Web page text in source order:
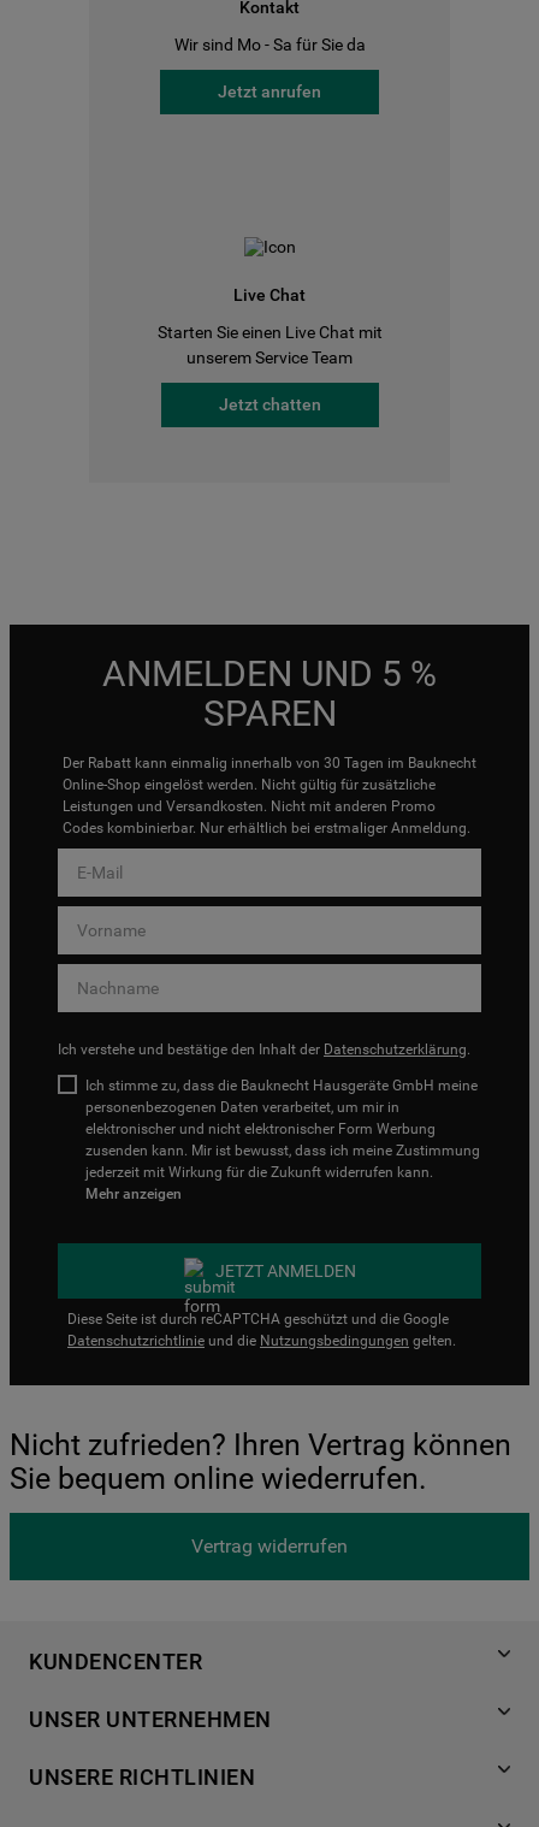
Kontakt
Wir sind Mo - Sa für Sie da
Jetzt anrufen
Live Chat
Starten Sie einen Live Chat mit
unserem Service Team
Jetzt chatten
ANMELDEN UND 5 %
SPAREN
Der Rabatt kann einmalig innerhalb von 30 Tagen im Bauknecht
Online-Shop eingelöst werden. Nicht gültig für zusätzliche
Leistungen und Versandkosten. Nicht mit anderen Promo
Codes kombinierbar. Nur erhältlich bei erstmaliger Anmeldung.
Ich verstehe und bestätige den Inhalt der Datenschutzerklärung.
Ich stimme zu, dass die Bauknecht Hausgeräte GmbH meine
personenbezogenen Daten verarbeitet, um mir in
elektronischer und nicht elektronischer Form Werbung
zusenden kann. Mir ist bewusst, dass ich meine Zustimmung
jederzeit mit Wirkung für die Zukunft widerrufen kann.
Mehr anzeigen
JETZT ANMELDEN
Diese Seite ist durch reCAPTCHA geschützt und die Google
Datenschutzrichtlinie und die Nutzungsbedingungen gelten.
Nicht zufrieden? Ihren Vertrag können
Sie bequem online wiederrufen.
Vertrag widerrufen
KUNDENCENTER
Händlersuche
Häufige Fragen
UNSER UNTERNEHMEN
Für Händler
UNSERE RICHTLINIEN